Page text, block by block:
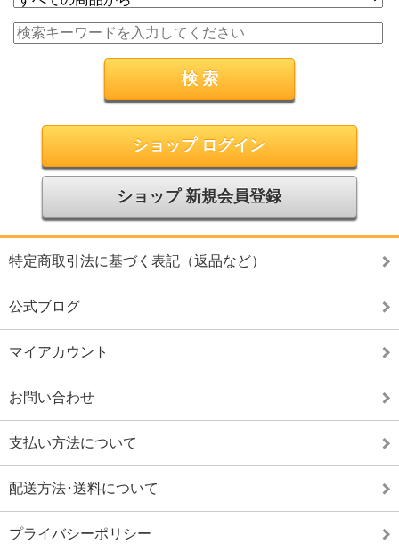
ショップ ログイン
ショップ 新規会員登録
特定商取引法に基づく表記（返品など）
公式ブログ
マイアカウント
お問い合わせ
支払い方法について
配送方法･送料について
プライバシーポリシー